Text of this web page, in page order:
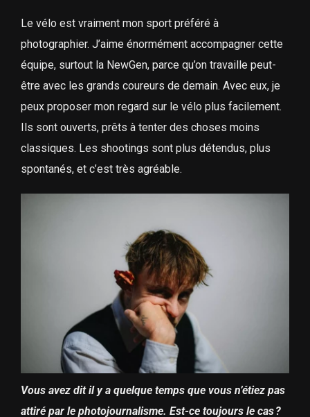
Le vélo est vraiment mon sport préféré à
photographier. J’aime énormément accompagner cette
équipe, surtout la NewGen, parce qu’on travaille peut-
être avec les grands coureurs de demain. Avec eux, je
peux proposer mon regard sur le vélo plus facilement.
Ils sont ouverts, prêts à tenter des choses moins
classiques. Les shootings sont plus détendus, plus
spontanés, et c’est très agréable.
Vous avez dit il y a quelque temps que vous n’étiez pas
attiré par le photojournalisme. Est-ce toujours le cas ?